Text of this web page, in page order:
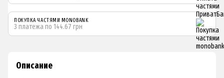
ПОКУПКА ЧАСТЯМИ MONOBANK
3 платежа по 144.67 грн
Описание